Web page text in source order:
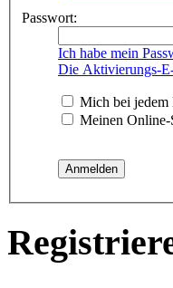
Passwort:
Ich habe mein
Die Aktivierungs-
Mich bei jedem
Meinen Online-